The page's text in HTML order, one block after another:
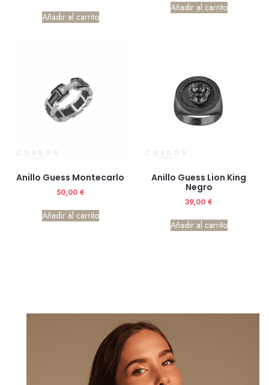
Añadir al carrito
Añadir al carrito
Anillo Guess Montecarlo
50,00 €
Añadir al carrito
Anillo Guess Lion King
Negro
39,00 €
Añadir al carrito